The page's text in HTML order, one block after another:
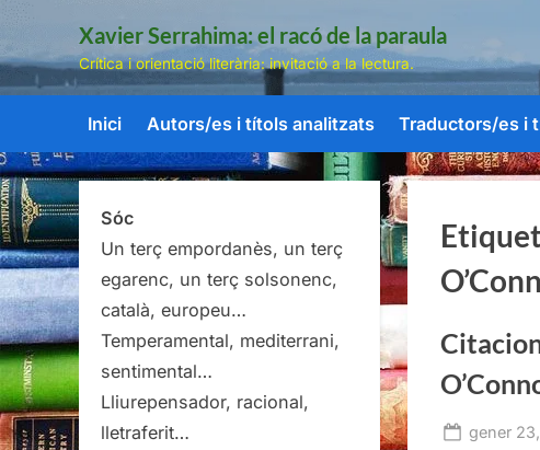
Skip
content
Xavier Serrahima: el racó de la paraula
Crítica i orientació literària: invitació a la lectura.
Inici Autors/es i títols analitzats Traductors/es i
Posted
gener
Sóc
Un terç empordanès, un terç
egarenc, un terç solsonenc,
català, europeu…
Temperamental, mediterrani,
sentimental…
Lliurepensador, racional,
lletraferit…